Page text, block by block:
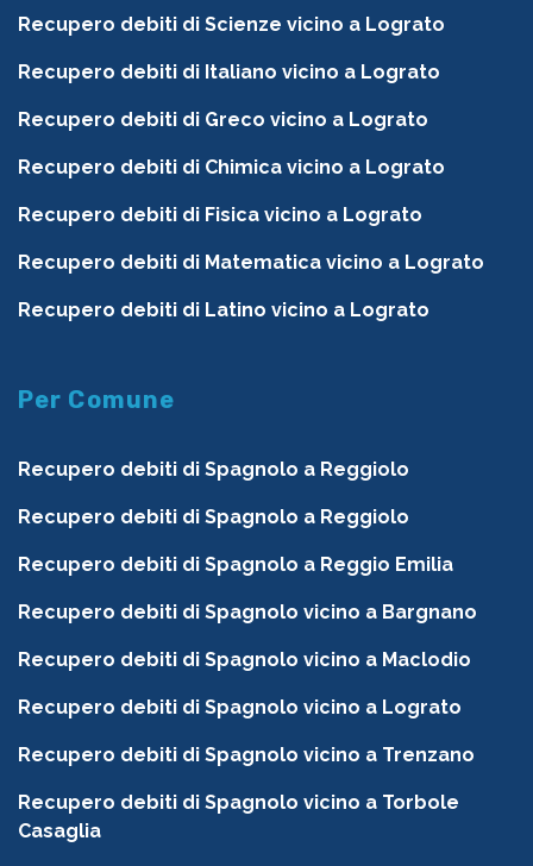
Recupero debiti di Scienze vicino a Lograto
Recupero debiti di Italiano vicino a Lograto
Recupero debiti di Greco vicino a Lograto
Recupero debiti di Chimica vicino a Lograto
Recupero debiti di Fisica vicino a Lograto
Recupero debiti di Matematica vicino a Lograto
Recupero debiti di Latino vicino a Lograto
Per Comune
Recupero debiti di Spagnolo a Reggiolo
Recupero debiti di Spagnolo a Reggiolo
Recupero debiti di Spagnolo a Reggio Emilia
Recupero debiti di Spagnolo vicino a Bargnano
Recupero debiti di Spagnolo vicino a Maclodio
Recupero debiti di Spagnolo vicino a Lograto
Recupero debiti di Spagnolo vicino a Trenzano
Recupero debiti di Spagnolo vicino a Torbole
Casaglia